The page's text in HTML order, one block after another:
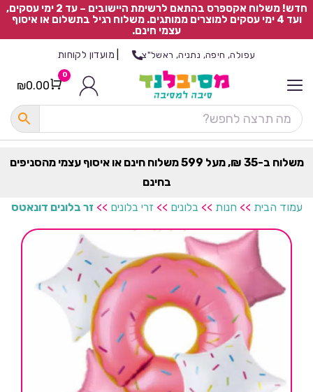
חדש! משלוח אקספרס בהתאם לרשימת היישובים – עד 2 ימי עסקים,
ועד 4 ימי עסקים למוצרים ממותגים. משלוח רגיל בתשלום או איסוף
עצמי חינם.
עפולה, חיפה, נתניה, ראשל"צ מועדון לקוחות
Cart
0
₪0.00
משלוח ב-35 ₪, מעל 599 משלוח חינם או איסוף עצמי מהסניפים
בחינם
עמוד הבית >> חנות >> בלונים >> זרי בלונים >> זר בלונים דונאטס